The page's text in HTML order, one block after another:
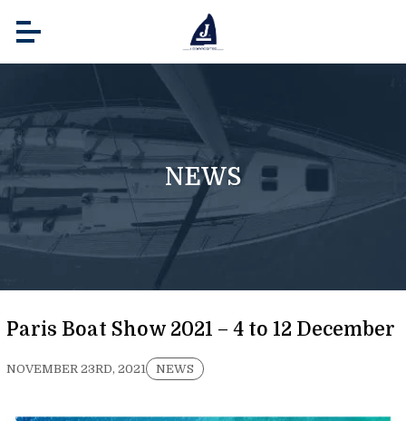
NEWS
Paris Boat Show 2021 – 4 to 12 December
NOVEMBER 23RD, 2021 NEWS